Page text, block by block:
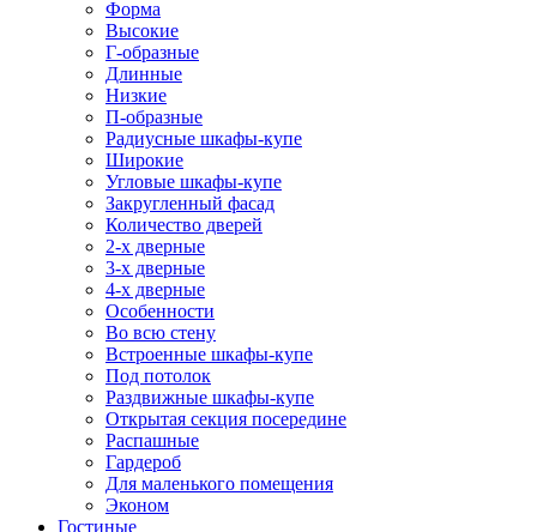
Форма
Высокие
Г-образные
Длинные
Низкие
П-образные
Радиусные шкафы-купе
Широкие
Угловые шкафы-купе
Закругленный фасад
Количество дверей
2-х дверные
3-х дверные
4-х дверные
Особенности
Во всю стену
Встроенные шкафы-купе
Под потолок
Раздвижные шкафы-купе
Открытая секция посередине
Распашные
Гардероб
Для маленького помещения
Эконом
Гостиные